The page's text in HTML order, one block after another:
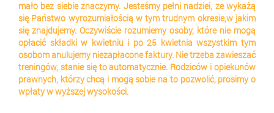
mało bez siebie znaczymy. Jesteśmy pełni nadziei, ze wykażą
się Państwo wyrozumiałością w tym trudnym okresie,w jakim
się znajdujemy. Oczywiście rozumiemy osoby, które nie mogą
opłacić składki w kwietniu i po 25 kwietnia wszystkim tym
osobom anulujemy niezapłacone faktury. Nie trzeba zawieszać
treningów, stanie się to automatycznie. Rodziców i opiekunów
prawnych, którzy chcą i mogą sobie na to pozwolić, prosimy o
wpłaty w wyższej wysokości.